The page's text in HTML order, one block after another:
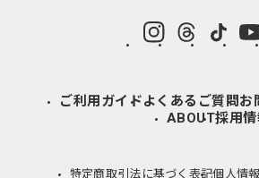
instagramThreads
ご利用ガイドよくあるご質問 お
ABOUT採用
特定商取引法に基づく表記個人情